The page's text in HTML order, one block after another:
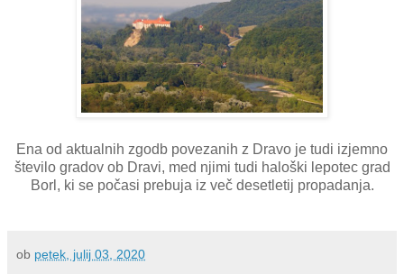
Ena od aktualnih zgodb povezanih z Dravo je tudi izjemno
število gradov ob Dravi, med njimi tudi haloški lepotec grad
Borl, ki se počasi prebuja iz več desetletij propadanja.
ob petek, julij 03, 2020